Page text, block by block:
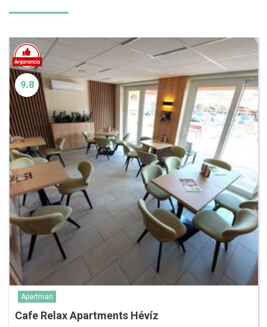
9.8
Apartman
Cafe Relax Apartments Hévíz